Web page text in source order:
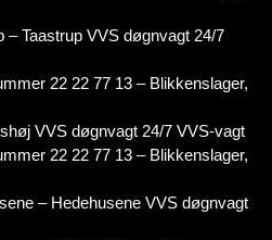
– Taastrup VVS døgnvagt 24/7
22 22 77 13 – Blikkenslager,
VVS døgnvagt 24/7 VVS-vagt
22 22 77 13 – Blikkenslager,
– Hedehusene VVS døgnvagt